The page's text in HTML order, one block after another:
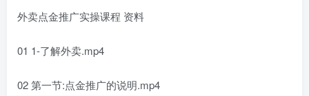
外卖点金推广实操课程 资料
01 1-了解外卖.mp4
02 第一节:点金推广的说明.mp4